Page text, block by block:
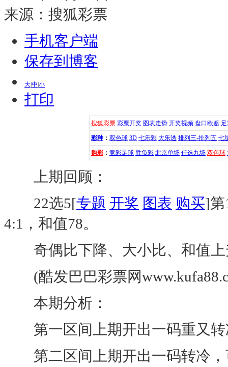
来源： 搜狐彩票
手机客户端
保存到博客
大中 小
打印
搜狐彩票 彩票开奖 图表走势 开奖视频 盘口欧赔
彩种 ： 双色球 3D 七乐彩 大乐透 排列三-排列五 七
购彩 ： 竞彩足球 胜负彩 北京单场 任选九场 双色球
上期回顾：
22选5[专题 开奖 图表 购买]第
4:1，和值78。
奇偶比下降、大小比、和值上
(酷发巴巴彩票网
本期分析：
第一区间上期开出一码重又转
第二区间上期开出一码转冷，